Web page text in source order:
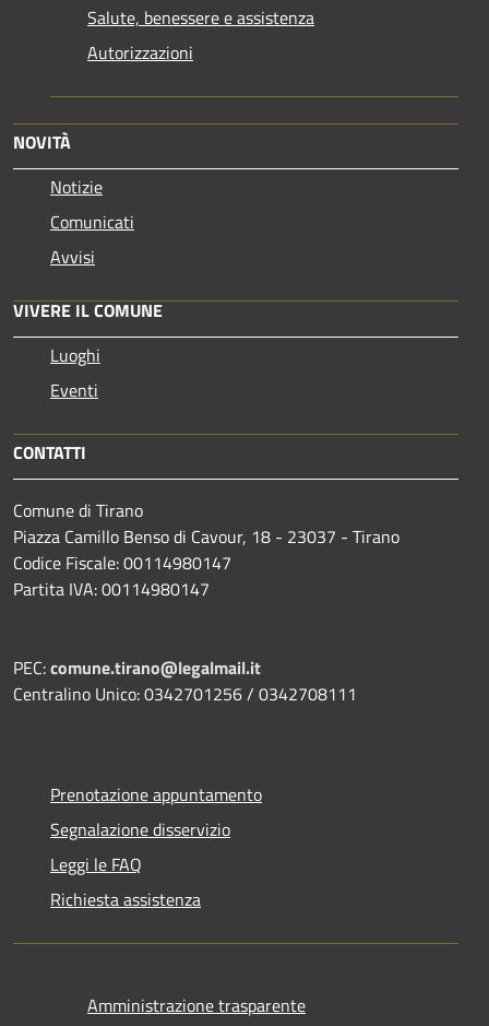
Salute, benessere e assistenza
Autorizzazioni
NOVITÀ
Notizie
Comunicati
Avvisi
VIVERE IL COMUNE
Luoghi
Eventi
CONTATTI
Comune di Tirano
Piazza Camillo Benso di Cavour, 18 - 23037 - Tirano
Codice Fiscale: 00114980147
Partita IVA: 00114980147
PEC:comune.tirano@legalmail.it
Centralino Unico: 0342701256 / 0342708111
Prenotazione appuntamento
Segnalazione disservizio
Leggi le FAQ
Richiesta assistenza
Amministrazione trasparente